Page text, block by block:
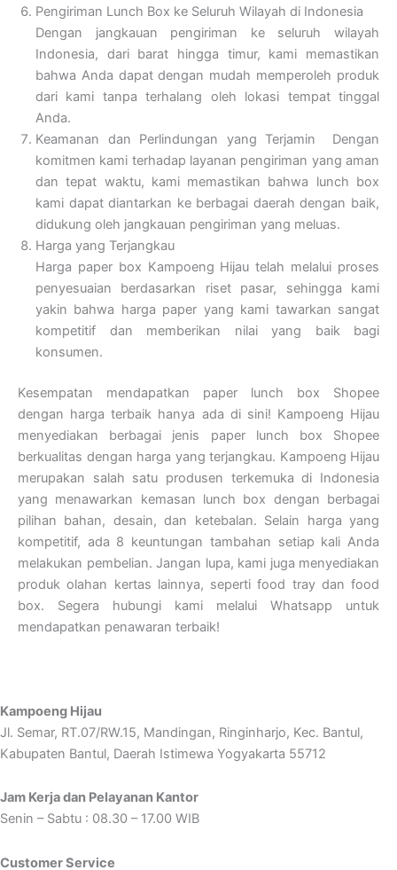
Pengiriman Lunch Box ke Seluruh Wilayah di Indonesia
Dengan jangkauan pengiriman ke seluruh wilayah
Indonesia, dari barat hingga timur, kami memastikan
bahwa Anda dapat dengan mudah memperoleh produk
dari kami tanpa terhalang oleh lokasi tempat tinggal
Anda.
Keamanan dan Perlindungan yang Terjamin Dengan
komitmen kami terhadap layanan pengiriman yang aman
dan tepat waktu, kami memastikan bahwa lunch box
kami dapat diantarkan ke berbagai daerah dengan baik,
didukung oleh jangkauan pengiriman yang meluas.
Harga yang Terjangkau
Harga paper box Kampoeng Hijau telah melalui proses
penyesuaian berdasarkan riset pasar, sehingga kami
yakin bahwa harga paper yang kami tawarkan sangat
kompetitif dan memberikan nilai yang baik bagi
konsumen.
Kesempatan mendapatkan paper lunch box Shopee
dengan harga terbaik hanya ada di sini! Kampoeng Hijau
menyediakan berbagai jenis paper lunch box Shopee
berkualitas dengan harga yang terjangkau. Kampoeng Hijau
merupakan salah satu produsen terkemuka di Indonesia
yang menawarkan kemasan lunch box dengan berbagai
pilihan bahan, desain, dan ketebalan. Selain harga yang
kompetitif, ada 8 keuntungan tambahan setiap kali Anda
melakukan pembelian. Jangan lupa, kami juga menyediakan
produk olahan kertas lainnya, seperti food tray dan food
box. Segera hubungi kami melalui Whatsapp untuk
mendapatkan penawaran terbaik!
Kampoeng Hijau
Jl. Semar, RT.07/RW.15, Mandingan, Ringinharjo, Kec. Bantul,
Kabupaten Bantul, Daerah Istimewa Yogyakarta 55712
Jam Kerja dan Pelayanan Kantor
Senin – Sabtu : 08.30 – 17.00 WIB
Customer Service